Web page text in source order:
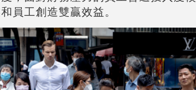
員工創造雙贏效益。